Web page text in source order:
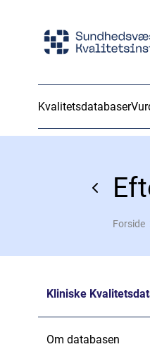
Kvalitetsdatabaser
Forside
Kliniske
Om databasen